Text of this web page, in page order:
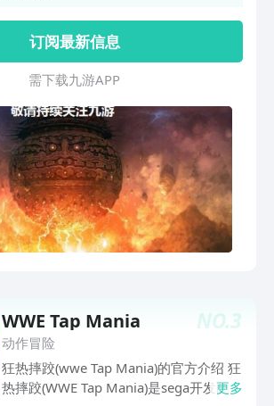
摔跤明星。这可能是你的机会来证明给你
的朋友，你是强大的。邀请他们过来，比
较你的耐力淘汰赛整个敌对帮派正等着你
出现。不要给他们的胜利感到满意。引导
由。扑灭摔跤决斗像亲。这场比赛将帮助
擦亮你的生锈战斗机移动。踹通过本场比
赛胜利开始新的一天。使用像泰拳，空手
道，功夫，拳击，和多种其他形式的你最
喜欢的战斗作风。使用所有的防御战略，
您嫌向下巨星喜欢与挑战您的朋友在游戏
中打败你分数。你有机会用更多的战斗传
说和巨星的对决你的团队或战斗的拳击冠
奖金奖励，在一个重量级的比赛互赢。打
开自己极端行动和危险的战斗世界。这个
3D格斗竞技游戏包括手擒拿技巧。真正
的摔跤从你手里把力量在你的手中，强度
和摔跤手的原始的情感在触摸就可以。令
订阅最新信息
需 下 载 九 游 A P P
NO.3
WWE Tap Mania
动作冒险
狂热摔跤(wwe Tap Mania)的官方介绍 狂
热摔跤(WWE Tap Mania)是sega开发的一
更多